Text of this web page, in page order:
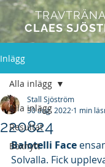
CLAES
Inlägg
Alla inlägg
Resultat
Boxnytt
Alla inlägg
220824
Stall Sjöström
30 aug. 2022 1 min
Balotelli Face
Solvalla. Fick